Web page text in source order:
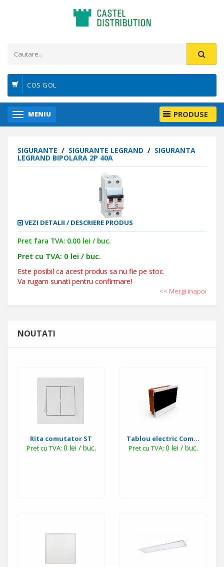
COS GOL
MENIU PRODUSE
SIGURANTE / SIGURANTE LEGRAND / SIGURANTA
LEGRAND BIPOLARA 2P 40A
VEZI DETALII / DESCRIERE PRODUS
Pret fara TVA: 0.00 lei / buc.
Pret cu TVA: 0 lei / buc.
Este posibil ca acest produs sa nu fie pe stoc.
Va rugam sunati pentru confirmare!
<< Mergi inapoi
NOUTATI
Rita comutator ST
Pret cu TVA: 0 lei / buc.
Tablou electric Com...
Pret cu TVA: 0 lei / buc.